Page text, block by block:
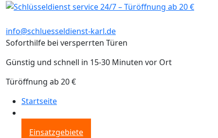
info@schluesseldienst-karl.de
Soforthilfe bei versperrten Türen
Günstig und schnell in 15-30 Minuten vor Ort
Türöffnung ab 20 €
Startseite
Einsatzgebiete